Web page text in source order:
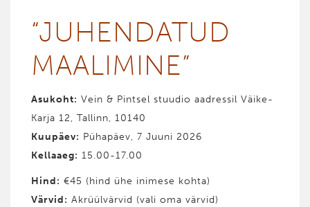
“JUHENDATUD
MAALIMINE”
Asukoht: Vein & Pintsel stuudio aadressil Väike-
Karja 12, Tallinn, 10140
Kuupäev: Pühapäev, 7 Juuni 2026
Kellaaeg: 15.00-17.00
Hind: €45 (hind ühe inimese kohta)
Värvid: Akrüülvärvid (vali oma värvid)